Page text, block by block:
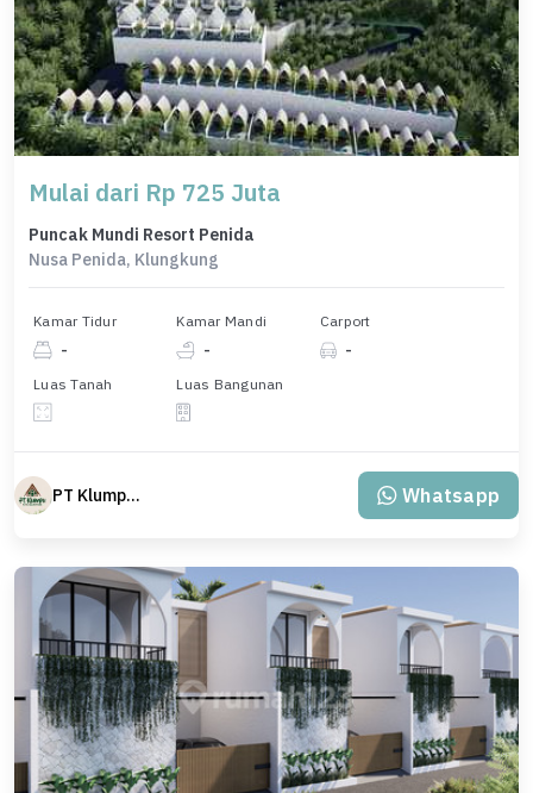
Mulai dari Rp 725 Juta
Puncak Mundi Resort Penida
Nusa Penida, Klungkung
Kamar Tidur
-
Kamar Mandi
-
Carport
-
Luas Tanah Luas Bangunan
PT Klumpu Kita Sejahtera Whatsapp